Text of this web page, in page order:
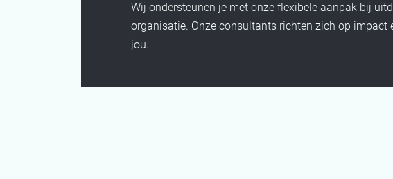
Wij ondersteunen je met onze flexibele aanpak bij
organisatie. Onze consultants richten zich op
jou.